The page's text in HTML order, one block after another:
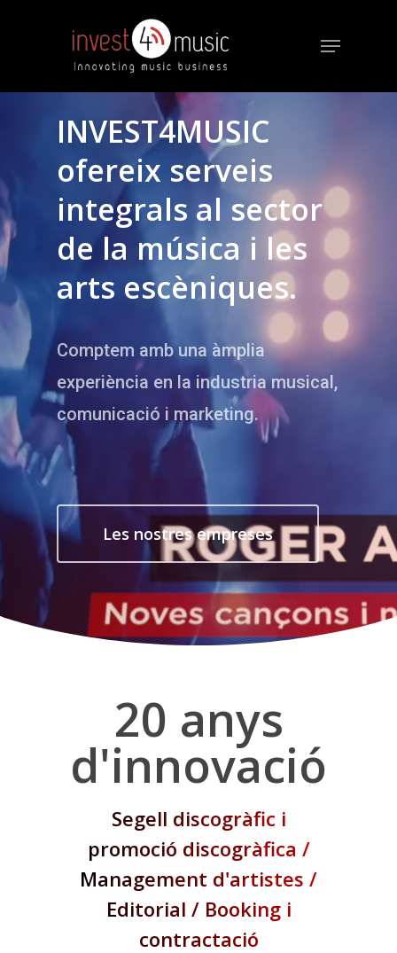
INVEST4MUSIC
ofereix serveis
integrals al sector
de la música i les
arts escèniques.
Comptem amb una àmplia
experiència en la industria musical,
comunicació i marketing.
Les nostres empreses
20 anys
d'innovació
Segell discogràfic i
promoció discogràfica /
Management d'artistes /
Editorial / Booking i
contractació